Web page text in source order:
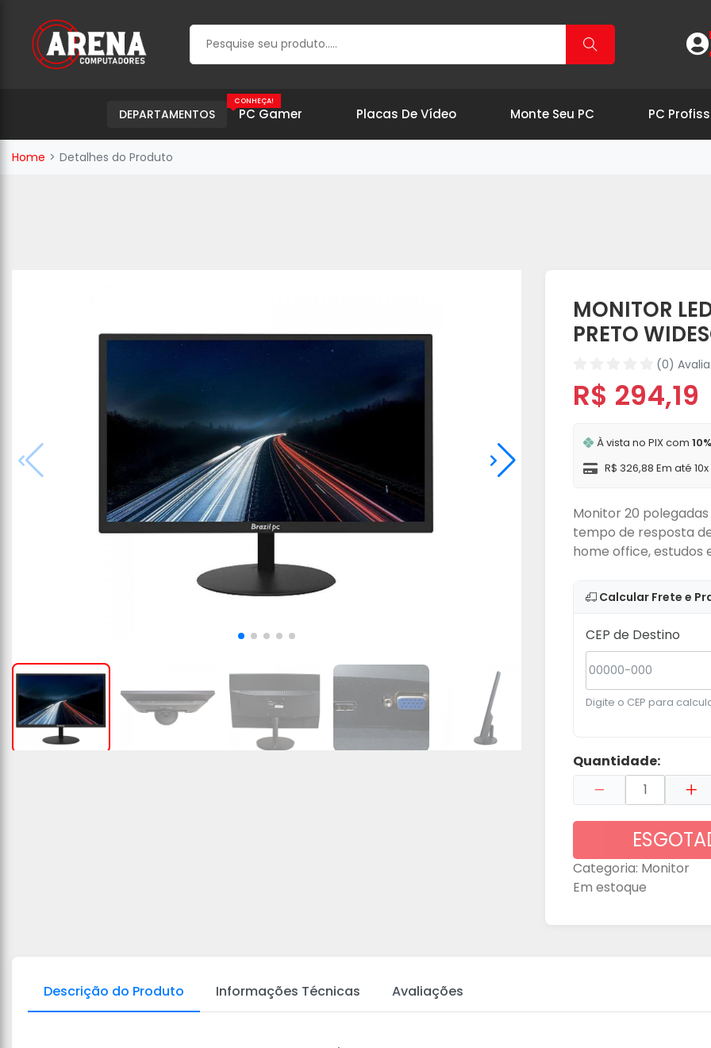
DEPARTAMENTOS PC Gamer
CONHEÇA!
Placas De Vídeo Monte Seu PC PC
Home Detalhes do Produto
MONITOR
PRETO
(0)
R$ 294,19
À vista no PIX com
R$ 326,88 Em até
Monitor 20 polegadas
tempo de resposta
home office, estudos
Calcular Frete e
CEP de Destino
Digite o CEP para
Quantidade:
Categoria: Monitor
Em estoque
Descrição do Produto Informações Técnicas Avaliações